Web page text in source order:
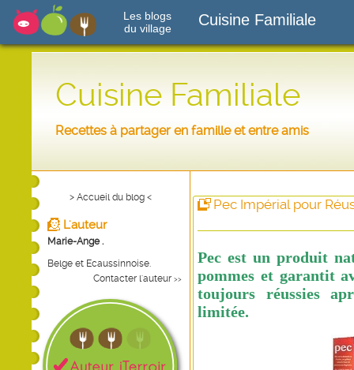
Les blogs
du village
Cuisine Familiale
Cuisine Familiale
Recettes à partager en famille et entre amis
> Accueil du blog <
L'auteur
Marie-Ange .
Belge et Ecaussinnoise.
Contacter l'auteur >>
Pec Impérial pour
Pec est un produit
pommes et garantit
toujours réussies
limitée.